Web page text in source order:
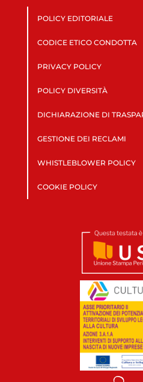
POLICY EDITORIALE
CODICE ETICO CONDOTTA
PRIVACY POLICY
POLICY DIVERSITÀ
DICHIARAZIONE DI
GESTIONE DEI RECLAMI
WHISTLEBLOWER POLICY
COOKIE POLICY